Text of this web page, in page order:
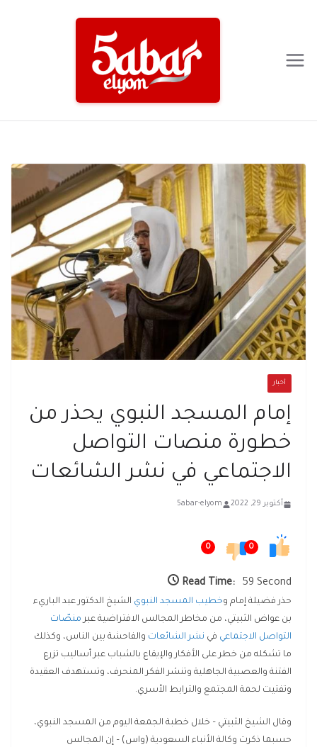
أخبار
إمام المسجد النبوي يحذر من
خطورة منصات التواصل
الاجتماعي في نشر الشائعات
أكتوبر 29, 2022 5abar-elyom
0
0
Read Time: 59 Second
حذر فضيلة إمام وخطيب المسجد النبوي الشيخ الدكتور عبد الباريء
بن عواض الثبيتي، من مخاطر المجالس الافتراضية عبر منصّات
التواصل الاجتماعي في نشر الشائعات والفاحشة بين الناس، وكذلك
ما تشكله من خطر على الأفكار والإيقاع بالشباب عبر أساليب تزرع
الفتنة والعصبية الجاهلية وتنشر الفكر المنحرف، وتستهدف العقيدة
وتفتيت لحمة المجتمع والترابط الأسري.
وقال الشيخ الثبيتي – خلال خطبة الجمعة اليوم من المسجد النبوي،
حسبما ذكرت وكالة الأنباء السعودية (واس) – إن المجالس